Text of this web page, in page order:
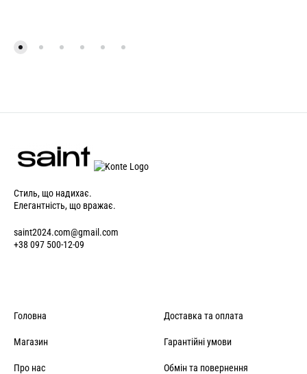
Стиль, що надихає.
Елегантність, що вражає.
saint2024.com@gmail.com
+38 097 500-12-09
Головна
Магазин
Про нас
Доставка та оплата
Гарантійні умови
Обмін та повернення